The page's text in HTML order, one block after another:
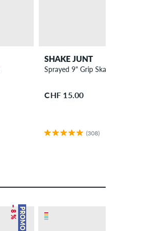
SHAKE JUNT
Sprayed 9" Grip Skate
CHF 15.00
(308)
PROMO
– 8 %